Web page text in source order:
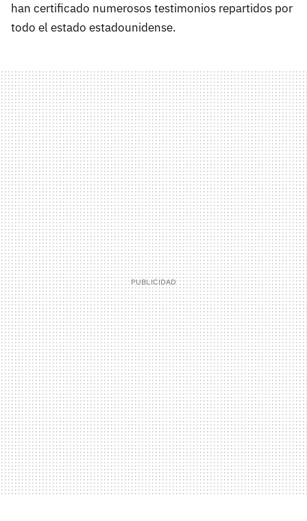
han certificado numerosos testimonios repartidos por
todo el estado estadounidense.